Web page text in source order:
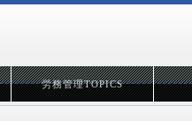
労務管理TOPICS